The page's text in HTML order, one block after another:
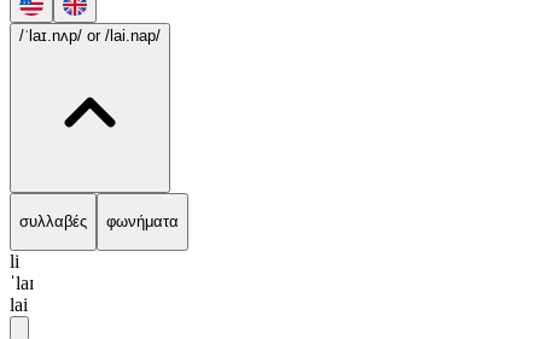
/ˈlaɪ.nʌp/ or /lai.nap/
συλλαβές φωνήματα
li
ˈlaɪ
lai